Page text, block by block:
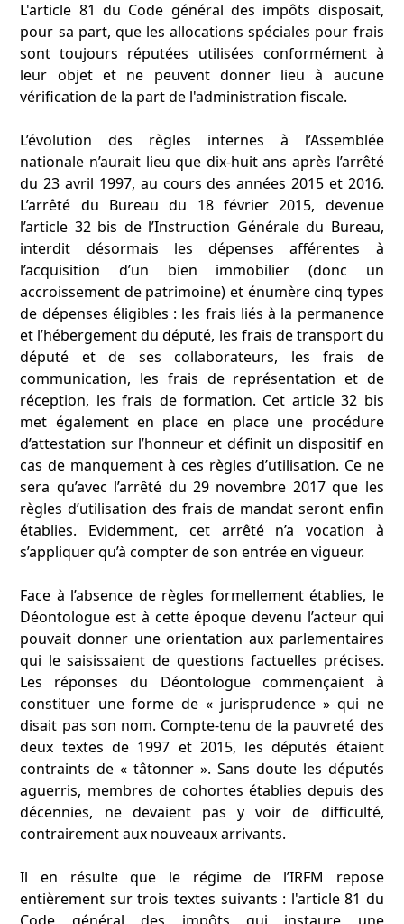
L'article 81 du Code général des impôts disposait,
pour sa part, que les allocations spéciales pour frais
sont toujours réputées utilisées conformément à
leur objet et ne peuvent donner lieu à aucune
vérification de la part de l'administration fiscale.
L’évolution des règles internes à l’Assemblée
nationale n’aurait lieu que dix-huit ans après l’arrêté
du 23 avril 1997, au cours des années 2015 et 2016.
L’arrêté du Bureau du 18 février 2015, devenue
l’article 32 bis de l’Instruction Générale du Bureau,
interdit désormais les dépenses afférentes à
l’acquisition d’un bien immobilier (donc un
accroissement de patrimoine) et énumère cinq types
de dépenses éligibles : les frais liés à la permanence
et l’hébergement du député, les frais de transport du
député et de ses collaborateurs, les frais de
communication, les frais de représentation et de
réception, les frais de formation. Cet article 32 bis
met également en place en place une procédure
d’attestation sur l’honneur et définit un dispositif en
cas de manquement à ces règles d’utilisation. Ce ne
sera qu’avec l’arrêté du 29 novembre 2017 que les
règles d’utilisation des frais de mandat seront enfin
établies. Evidemment, cet arrêté n’a vocation à
s’appliquer qu’à compter de son entrée en vigueur.
Face à l’absence de règles formellement établies, le
Déontologue est à cette époque devenu l’acteur qui
pouvait donner une orientation aux parlementaires
qui le saisissaient de questions factuelles précises.
Les réponses du Déontologue commençaient à
constituer une forme de « jurisprudence » qui ne
disait pas son nom. Compte-tenu de la pauvreté des
deux textes de 1997 et 2015, les députés étaient
contraints de « tâtonner ». Sans doute les députés
aguerris, membres de cohortes établies depuis des
décennies, ne devaient pas y voir de difficulté,
contrairement aux nouveaux arrivants.
Il en résulte que le régime de l’IRFM repose
entièrement sur trois textes suivants : l'article 81 du